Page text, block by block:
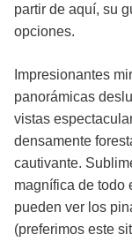
partir de aquí, su
opciones.
Impresionantes
panorámicas
vistas
densamente
cautivante.
magnífica de todo
pueden ver los
(preferimos este